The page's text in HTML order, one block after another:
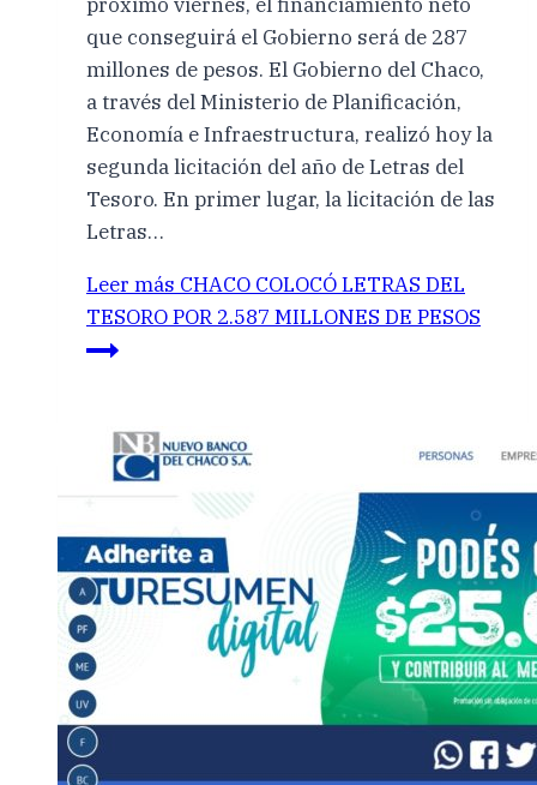
próximo viernes, el financiamiento neto
que conseguirá el Gobierno será de 287
millones de pesos. El Gobierno del Chaco,
a través del Ministerio de Planificación,
Economía e Infraestructura, realizó hoy la
segunda licitación del año de Letras del
Tesoro. En primer lugar, la licitación de las
Letras…
Leer más CHACO COLOCÓ LETRAS DEL
TESORO POR 2.587 MILLONES DE PESOS